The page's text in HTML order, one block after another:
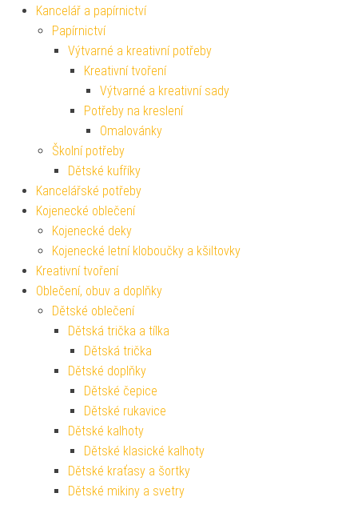
Kancelář a papírnictví
Papírnictví
Výtvarné a kreativní potřeby
Kreativní tvoření
Výtvarné a kreativní sady
Potřeby na kreslení
Omalovánky
Školní potřeby
Dětské kufříky
Kancelářské potřeby
Kojenecké oblečení
Kojenecké deky
Kojenecké letní kloboučky a kšiltovky
Kreativní tvoření
Oblečení, obuv a doplňky
Dětské oblečení
Dětská trička a tílka
Dětská trička
Dětské doplňky
Dětské čepice
Dětské rukavice
Dětské kalhoty
Dětské klasické kalhoty
Dětské kraťasy a šortky
Dětské mikiny a svetry